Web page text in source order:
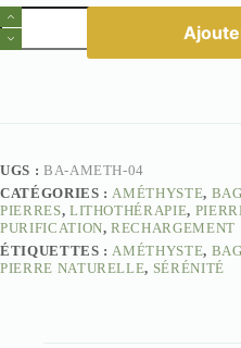
quantité
de
Bague
UGS : BA-AMETH-04
CATÉGORIES : AMÉTHYSTE,
PIERRES, LITHOTHÉRAPIE,
PURIFICATION,RECHARGEMENT
ÉTIQUETTES : AMÉTHYSTE,
PIERRE NATURELLE, SÉRÉNITÉ